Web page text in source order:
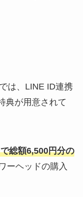
は、LINE ID連携
典が用意されて
総額6,500円分の
ーヘッドの購入